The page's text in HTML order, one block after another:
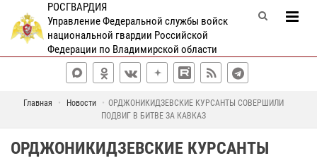
РОСГВАРДИЯ
Управление Федеральной службы войск
национальной гвардии Российской
Федерации по Владимирской области
Главная Новости
ОРДЖОНИКИДЗЕВСКИЕ КУРСАНТЫ СОВЕРШИЛИ
ПОДВИГ В БИТВЕ ЗА КАВКАЗ
ОРДЖОНИКИДЗЕВСКИЕ КУРСАНТЫ